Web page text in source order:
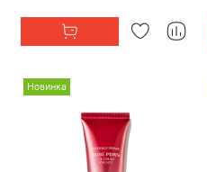
Новинка